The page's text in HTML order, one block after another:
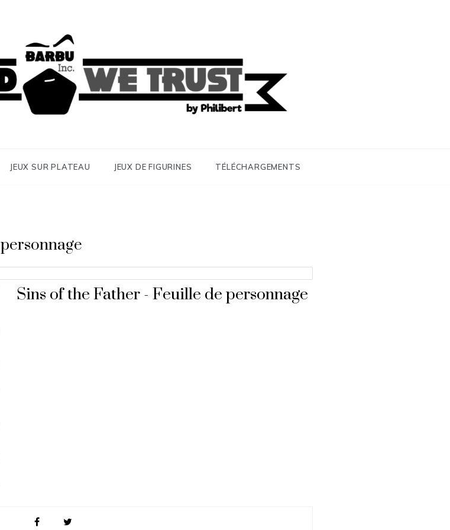
JEUX SUR PLATEAU JEUX DE FIGURINES TÉLÉCHARGEMENTS
Sins of the Father - Feuille de personnage